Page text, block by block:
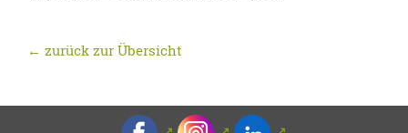
← zurück zur Übersicht